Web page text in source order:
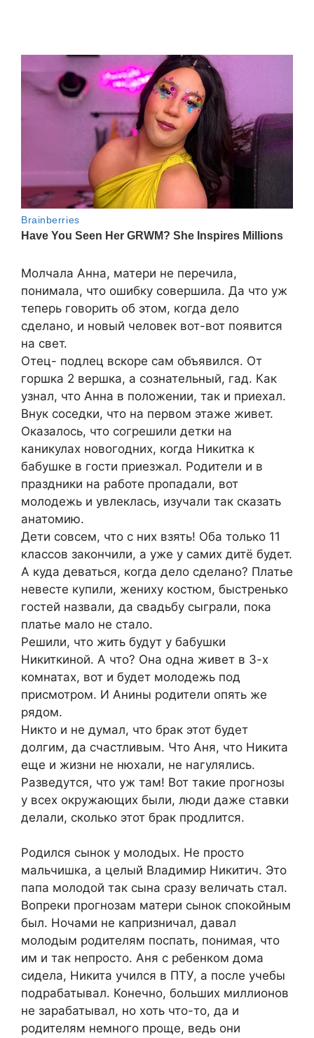
Молчала Анна, матери не перечила,
понимала, что ошибку совершила. Да что уж
теперь говорить об этом, когда дело
сделано, и новый человек вот-вот появится
на свет.
Отец- подлец вскоре сам объявился. От
горшка 2 вершка, а сознательный, гад. Как
узнал, что Анна в положении, так и приехал.
Внук соседки, что на первом этаже живет.
Оказалось, что согрешили детки на
каникулах новогодних, когда Никитка к
бабушке в гости приезжал. Родители и в
праздники на работе пропадали, вот
молодежь и увлеклась, изучали так сказать
анатомию.
Дети совсем, что с них взять! Оба только 11
классов закончили, а уже у самих дитё будет.
А куда деваться, когда дело сделано? Платье
невесте купили, жениху костюм, быстренько
гостей назвали, да свадьбу сыграли, пока
платье мало не стало.
Решили, что жить будут у бабушки
Никиткиной. А что? Она одна живет в 3-х
комнатах, вот и будет молодежь под
присмотром. И Анины родители опять же
рядом.
Никто и не думал, что брак этот будет
долгим, да счастливым. Что Аня, что Никита
еще и жизни не нюхали, не нагулялись.
Разведутся, что уж там! Вот такие прогнозы
у всех окружающих были, люди даже ставки
делали, сколько этот брак продлится.
Родился сынок у молодых. Не просто
мальчишка, а целый Владимир Никитич. Это
папа молодой так сына сразу величать стал.
Вопреки прогнозам матери сынок спокойным
был. Ночами не капризничал, давал
молодым родителям поспать, понимая, что
им и так непросто. Аня с ребенком дома
сидела, Никита учился в ПТУ, а после учебы
подрабатывал. Конечно, больших миллионов
не зарабатывал, но хоть что-то, да и
родителям немного проще, ведь они